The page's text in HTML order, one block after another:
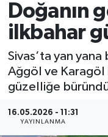
Doğanın
ilkbahar
Sivas’ta yan
Ağgöl ve
güzelliğe
16.05.2026 - 11:31
YAYINLANMA
DÜNYA
SPOR
MAGAZİN
KÜLTÜR SANAT
Süper Lig
Tüm Manşetler
Son Dakika
Haber Arşivi